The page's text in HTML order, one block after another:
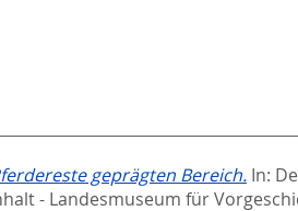
geprägten Bereich. In:
- Landesmuseum für